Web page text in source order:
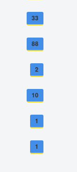
33
88
2
10
1
1